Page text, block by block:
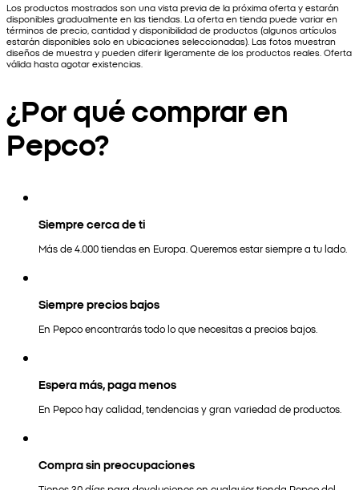
Los productos mostrados son una vista previa de la próxima oferta y estarán
disponibles gradualmente en las tiendas. La oferta en tienda puede variar en
términos de precio, cantidad y disponibilidad de productos (algunos artículos
estarán disponibles solo en ubicaciones seleccionadas). Las fotos muestran
diseños de muestra y pueden diferir ligeramente de los productos reales. Oferta
válida hasta agotar existencias.
¿Por qué comprar en
Pepco?
Siempre cerca de ti
Más de 4.000 tiendas en Europa. Queremos estar siempre a tu lado.
Siempre precios bajos
En Pepco encontrarás todo lo que necesitas a precios bajos.
Espera más, paga menos
En Pepco hay calidad, tendencias y gran variedad de productos.
Compra sin preocupaciones